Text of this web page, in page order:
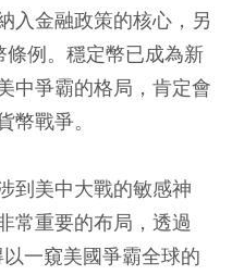
入金融政策的核心，另
例。穩定幣已成為新
中爭霸的格局，肯定會
戰爭。
到美中大戰的敏感神
常重要的布局，透過
一窺美國爭霸全球的